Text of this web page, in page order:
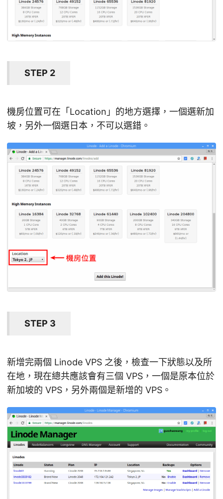
STEP 2
機房位置可在「Location」的地方選擇，一個選新加
坡，另外一個選日本，不可以選錯。
STEP 3
新增完兩個 Linode VPS 之後，檢查一下狀態以及所
在地，現在總共應該會有三個 VPS，一個是原本位於
新加坡的 VPS，另外兩個是新增的 VPS。